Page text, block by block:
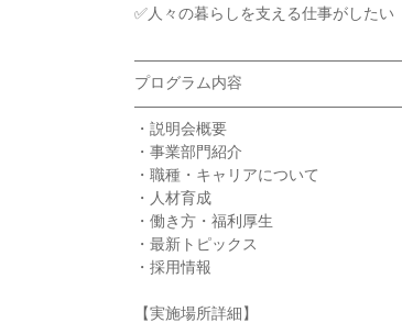
✅人々の暮らしを支える仕事がしたい
プログラム内容
・説明会概要
・事業部門紹介
・職種・キャリアについて
・人材育成
・働き方・福利厚生
・最新トピックス
・採用情報
【実施場所詳細】